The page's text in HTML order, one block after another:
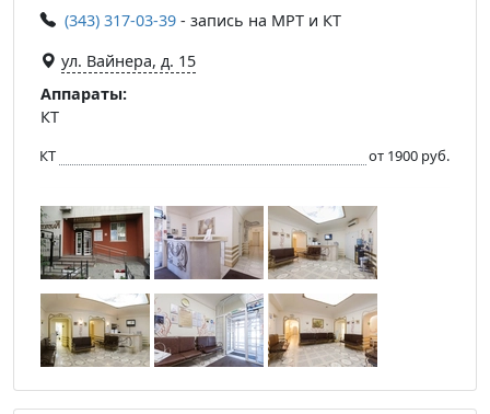
(343) 317-03-39 - запись на МРТ и КТ
ул. Вайнера, д. 15
Аппараты:
КТ
КТ от 1900 руб.